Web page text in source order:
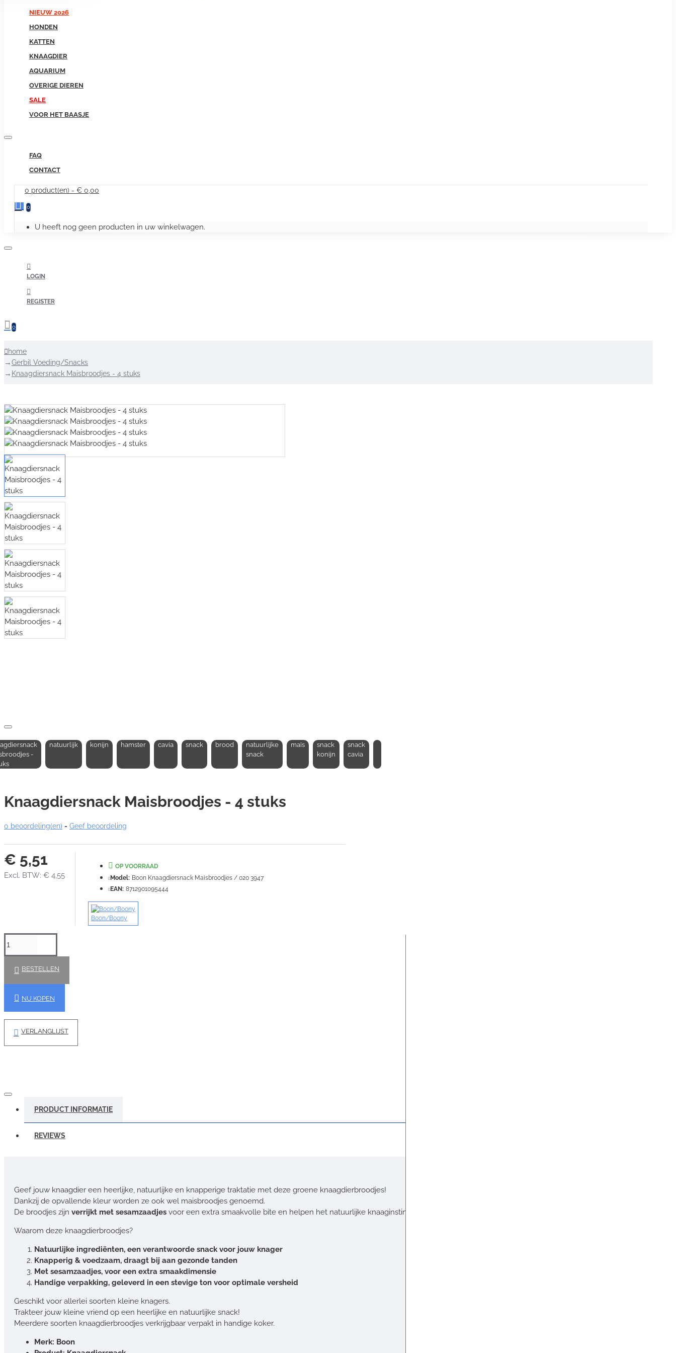
NIEUW 2026
HONDEN
KATTEN
KNAAGDIER
AQUARIUM
OVERIGE DIEREN
SALE
VOOR HET BAASJE
FAQ
CONTACT
0 product(en) - € 0,00
0
U heeft nog geen producten in uw winkelwagen.
LOGIN
REGISTER
0
home
Gerbil Voeding/Snacks
Knaagdiersnack Maisbroodjes - 4 stuks
-
natuurlijk konijn hamster cavia snack brood
natuurlijke
snack
maïs
snack
konijn
snack
cavia
Knaagdiersnack Maisbroodjes - 4 stuks
0 beoordeling(en) - Geef beoordeling
€ 5,51
Excl. BTW: € 4,55
OP VOORRAAD
Model: Boon Knaagdiersnack Maisbroodjes / 020 3947
EAN: 8712901095444
Boon/Boony
BESTELLEN
NU KOPEN
VERLANGLIJST
PRODUCT INFORMATIE
REVIEWS
Geef jouw knaagdier een heerlijke, natuurlijke en knapperige traktatie met deze groene knaagdierbroodjes!
Dankzij de opvallende kleur worden ze ook wel maisbroodjes genoemd.
De broodjes zijn verrijkt met sesamzaadjes voor een extra smaakvolle bite en helpen het natuurlijke knaaginstinct te ondersteunen.
Waarom deze knaagdierbroodjes?
Natuurlijke ingrediënten, een verantwoorde snack voor jouw knager
Knapperig & voedzaam, draagt bij aan gezonde tanden
Met sesamzaadjes, voor een extra smaakdimensie
Handige verpakking, geleverd in een stevige ton voor optimale versheid
Geschikt voor allerlei soorten kleine knagers.
Trakteer jouw kleine vriend op een heerlijke en natuurlijke snack!
Meerdere soorten knaagdierbroodjes verkrijgbaar verpakt in handige koker.
Merk: Boon